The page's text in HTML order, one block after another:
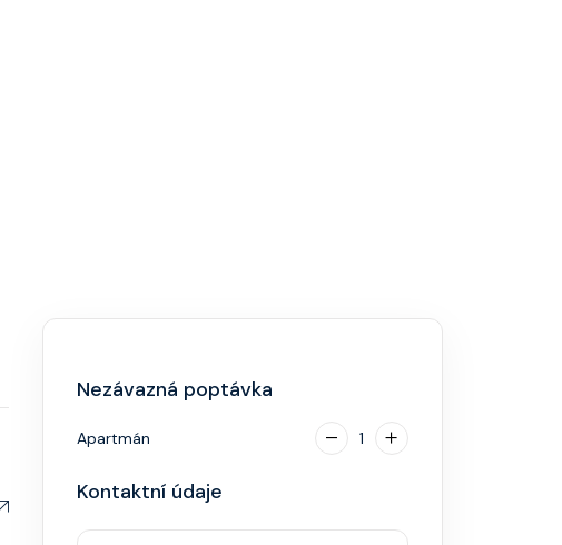
Nezávazná poptávka
Apartmán 1
Kontaktní údaje